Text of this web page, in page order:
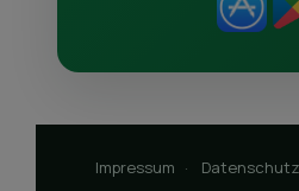
Impressum · Datenschutz